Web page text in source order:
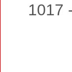
1017